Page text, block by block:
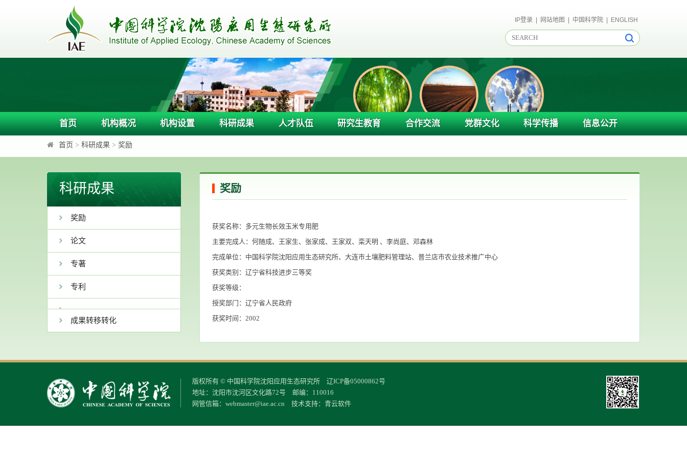
IP登录| 网站地图 中国科学院| ENGLISH
首页 机构概况 机构设置 科研成果 人才队伍 研究生教育 合作交流 党群文化 科学传播 信息公开
首页 > 科研成果 > 奖励
科研成果
奖励
论文
专著
专利
成果转移转化
奖励
获奖名称：多元生物长效玉米专用肥
主要完成人：何随成、王家生、张家成、王家双、栾天明 、李尚庭、邓森林
完成单位：中国科学院沈阳应用生态研究所、大连市土壤肥料管理站、普兰店市农业技术推广中心
获奖类别：辽宁省科技进步三等奖
获奖等级：
授奖部门：辽宁省人民政府
获奖时间：2002
版权所有 © 中国科学院沈阳应用生态研究所 辽ICP备05000862号
地址：沈阳市沈河区文化路72号 邮编：110016
网管信箱： webmaster@iae.ac.cn 技术支持： 青云软件